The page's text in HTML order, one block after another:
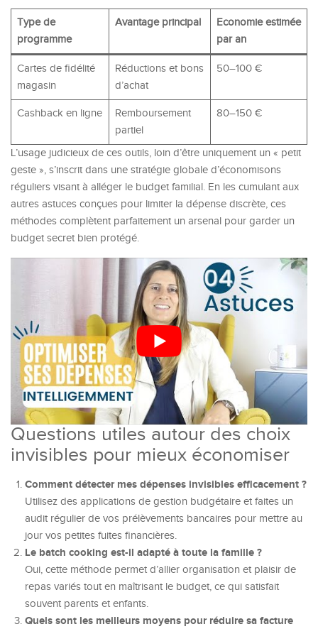
Type de
programme
Avantage principal
Economie estimée
par an
Cartes de fidélité
magasin
Réductions et bons
d’achat
50–100 €
Cashback en ligne
Remboursement
partiel
80–150 €
L’usage judicieux de ces outils, loin d’être uniquement un « petit
geste », s’inscrit dans une stratégie globale d’économisons
réguliers visant à alléger le budget familial. En les cumulant aux
autres astuces conçues pour limiter la dépense discrète, ces
méthodes complètent parfaitement un arsenal pour garder un
budget secret bien protégé.
Questions utiles autour des choix
invisibles pour mieux économiser
Comment détecter mes dépenses invisibles efficacement ?
Utilisez des applications de gestion budgétaire et faites un
audit régulier de vos prélèvements bancaires pour mettre au
jour vos petites fuites financières.
Le batch cooking est-il adapté à toute la famille ?
Oui, cette méthode permet d’allier organisation et plaisir de
repas variés tout en maîtrisant le budget, ce qui satisfait
souvent parents et enfants.
Quels sont les meilleurs moyens pour réduire sa facture